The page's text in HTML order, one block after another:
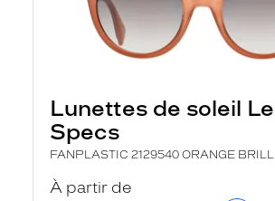
Lunettes de soleil Le
Specs
FANPLASTIC 2129540 ORANGE BRILL
À partir de